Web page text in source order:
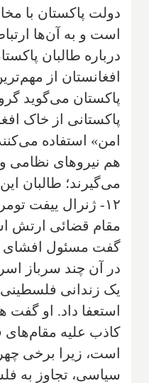
دولت پاکستان با
است و به آن‌ها
درباره طالبان
افغانستان از
پاکستان می‌گوید
پاکستانی از خاک
امن» استفاده
هم نیروهای نظامی
می‌گیرند؛ طالبان
۱۲- ژنرال ییفت
مقام قضائی ارتش
گفت مسئول افشای
در آن چند سرباز
یک زندانی
استعفا داد. او گفت
کاذب علیه
است، زیرا برخی
سیاسی، تجاوز به